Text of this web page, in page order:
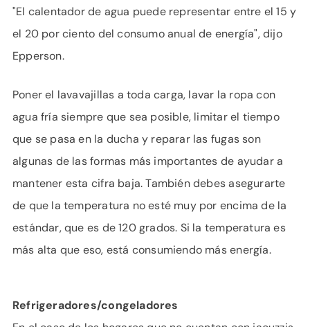
"El calentador de agua puede representar entre el 15 y
el 20 por ciento del consumo anual de energía", dijo
Epperson.
Poner el lavavajillas a toda carga, lavar la ropa con
agua fría siempre que sea posible, limitar el tiempo
que se pasa en la ducha y reparar las fugas son
algunas de las formas más importantes de ayudar a
mantener esta cifra baja. También debes asegurarte
de que la temperatura no esté muy por encima de la
estándar, que es de 120 grados. Si la temperatura es
más alta que eso, está consumiendo más energía.
Refrigeradores/congeladores